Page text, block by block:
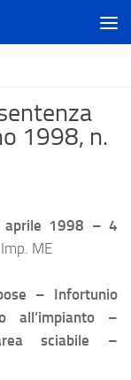
1998, n.
aprile 1998 – 4
ME
– Infortunio
all’impianto –
sciabile –